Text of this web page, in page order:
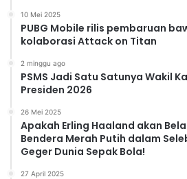
10 Mei 2025
PUBG Mobile rilis pembaruan
kolaborasi Attack on Titan
2 minggu ago
PSMS Jadi Satu Satunya Wakil
Presiden 2026
26 Mei 2025
Apakah Erling Haaland akan
Bendera Merah Putih dalam
Geger Dunia Sepak Bola!
27 April 2025